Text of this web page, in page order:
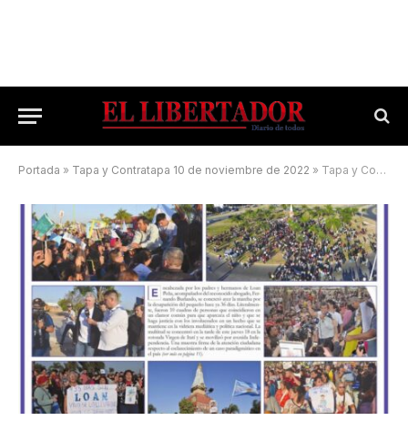
Portada » Tapa y Contratapa 10 de noviembre de 2022 » Tapa y Contratapa 19 de julio de 2024